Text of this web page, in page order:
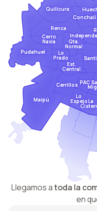
Maipú
Cerrillos
Est.
Central
Pudahuel Lo
Prado
Cerro
Navia
Renca
Qta.
Normal
Quilicura
Conchalí
La
Lo
Espejo
PAC
Llegamos atoda la
en